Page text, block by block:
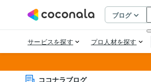
ココナラブログ